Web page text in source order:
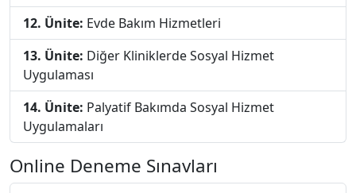
12. Ünite: Evde Bakım Hizmetleri
13. Ünite: Diğer Kliniklerde Sosyal Hizmet
Uygulaması
14. Ünite: Palyatif Bakımda Sosyal Hizmet
Uygulamaları
Online Deneme Sınavları